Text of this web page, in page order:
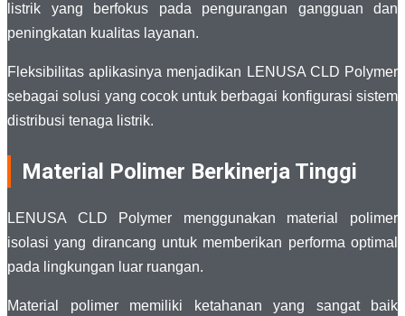
listrik yang berfokus pada pengurangan gangguan dan
peningkatan kualitas layanan.
Fleksibilitas aplikasinya menjadikan LENUSA CLD Polymer
sebagai solusi yang cocok untuk berbagai konfigurasi sistem
distribusi tenaga listrik.
Material Polimer Berkinerja Tinggi
LENUSA CLD Polymer menggunakan material polimer
isolasi yang dirancang untuk memberikan performa optimal
pada lingkungan luar ruangan.
Material polimer memiliki ketahanan yang sangat baik